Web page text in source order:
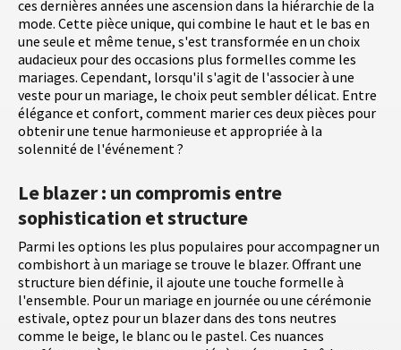
ces dernières années une ascension dans la hiérarchie de la
mode. Cette pièce unique, qui combine le haut et le bas en
une seule et même tenue, s'est transformée en un choix
audacieux pour des occasions plus formelles comme les
mariages. Cependant, lorsqu'il s'agit de l'associer à une
veste pour un mariage, le choix peut sembler délicat. Entre
élégance et confort, comment marier ces deux pièces pour
obtenir une tenue harmonieuse et appropriée à la
solennité de l'événement ?
Le blazer : un compromis entre
sophistication et structure
Parmi les options les plus populaires pour accompagner un
combishort à un mariage se trouve le blazer. Offrant une
structure bien définie, il ajoute une touche formelle à
l'ensemble. Pour un mariage en journée ou une cérémonie
estivale, optez pour un blazer dans des tons neutres
comme le beige, le blanc ou le pastel. Ces nuances